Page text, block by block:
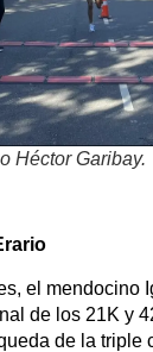
Héctor Garibay.
el mendocino
de los 21K y
de la triple